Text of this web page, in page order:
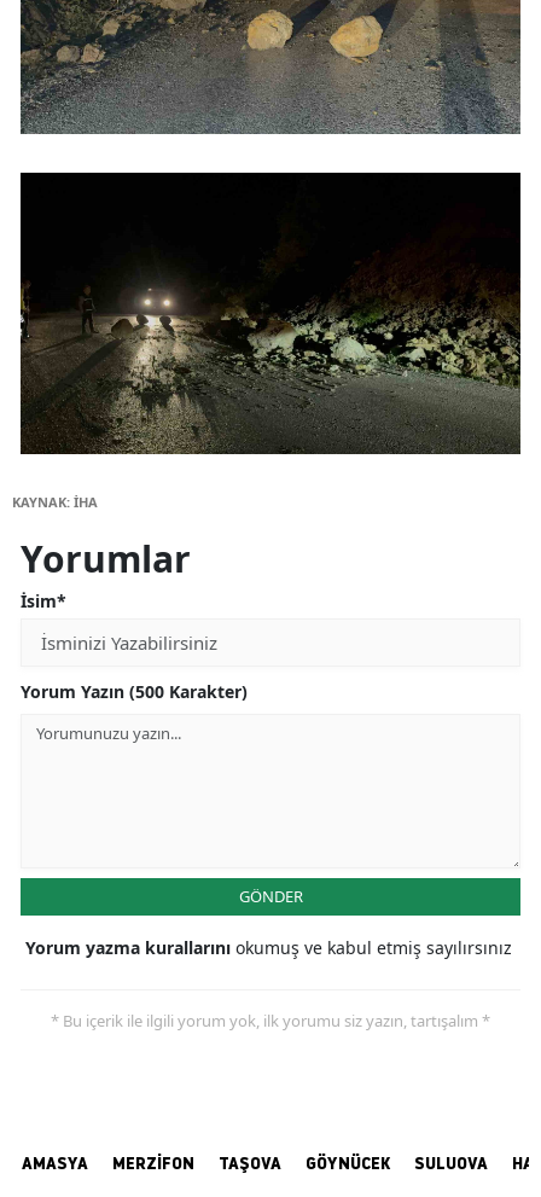
KAYNAK: İHA
Yorumlar
İsim*
Yorum Yazın (500 Karakter)
GÖNDER
Yorum yazma kurallarını okumuş ve kabul etmiş sayılırsınız
* Bu içerik ile ilgili yorum yok, ilk yorumu siz yazın, tartışalım *
AMASYA MERZİFON TAŞOVA GÖYNÜCEK SULUOVA